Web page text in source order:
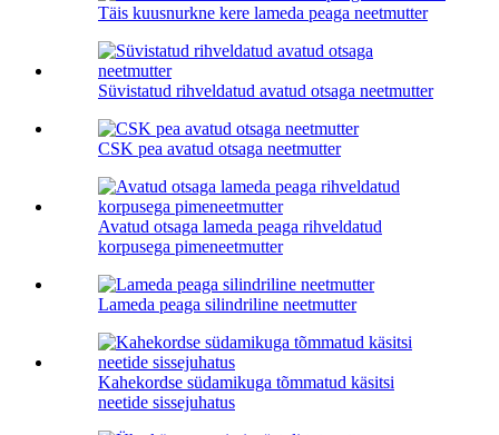
Täis kuusnurkne kere lameda peaga neetmutter
Süvistatud rihveldatud avatud otsaga neetmutter
CSK pea avatud otsaga neetmutter
Avatud otsaga lameda peaga rihveldatud
korpusega pimeneetmutter
Lameda peaga silindriline neetmutter
Kahekordse südamikuga tõmmatud käsitsi
neetide sissejuhatus